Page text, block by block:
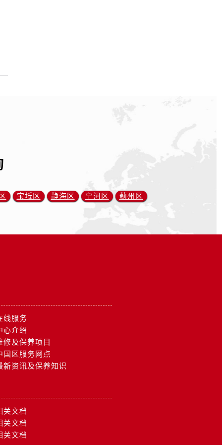
宝坻区 静海区 宁河区 蓟州区
线服务
心介绍
修及保养项目
国区服务网点
新资讯及保养知识
关文档
关文档
关文档